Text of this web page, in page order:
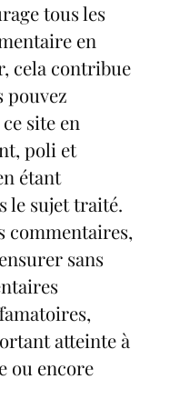
tous les
en
cela contribue
pouvez
site en
poli et
étant
le sujet traité.
commentaires,
sans
atteinte à
ou encore